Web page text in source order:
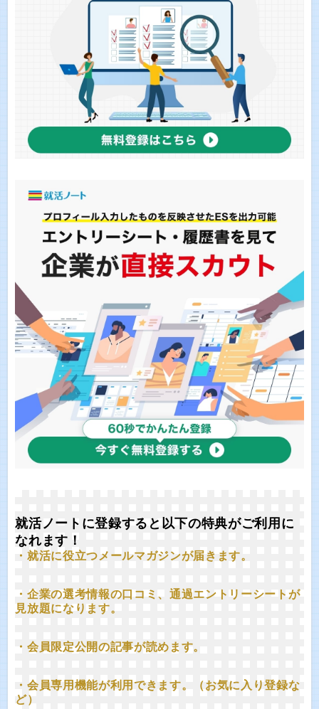
就活ノートに登録すると以下の特典がご利用に
なれます！
・就活に役立つメールマガジンが届きます。
・企業の選考情報の口コミ、通過エントリーシートが
見放題になります。
・会員限定公開の記事が読めます。
・会員専用機能が利用できます。（お気に入り登録な
ど）